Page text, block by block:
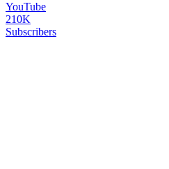
YouTube
210K
Subscribers